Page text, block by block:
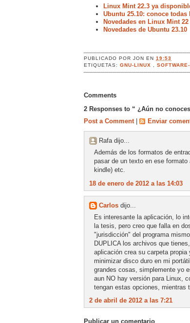
Linux Mint 22.3 ya
Ubuntu 25.10: conoce
Novedades en Linux Mint 22
Novedades de Ubuntu 23.10
PUBLICADO PORJONEN19:53
ETIQUETAS:GNU-LINUX ,
Comments
2 Responses to “ ¿Aún no
Post a Comment
Enviar
Rafa dijo...
Además de los formatos de
pasar de un texto en ese
kindle) etc.
18 de enero de 2012 a las 14:03
Carlos dijo...
Es interesante la aplicación, lo
la tesis, pero creo que falla en
"jurisdicción" del programa
DUPLICA los archivos que
aplicación crea su carpeta
minimizar disco duro en mi
grandes cosas, simplemente yo
aun NO hay versión para Linux,
tengan estas opciones, mientras
2 de abril de 2012 a las 7:21
Publicar un comentario